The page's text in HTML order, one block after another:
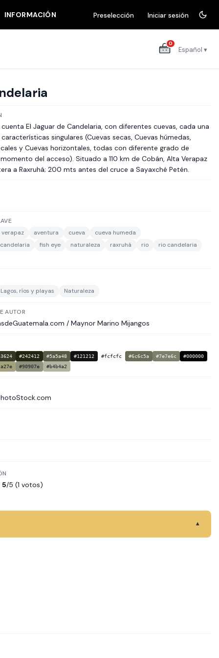
INFORMACIÓN Preselección Iniciar sesión
0
Español ▾
El Jaguar de Candelaria, con diferentes cuevas, cada una
singulares (Cuevas secas, Cuevas húmedas,
y Cuevas horizontales, todas con diferente grado de
del acceso). Situado a 110 km de Cobán, Alta Verapaz
a Raxruhá; 200 mts antes del cruce a Sayaxché Petén.
aventura cueva
cueva humeda
fish eye naturaleza raxruhá rio rio candelaria
Lagos, ríos y playas Naturaleza
AUTOR
/ Maynor Marino Mijangos
#242412 #5a5a48 #121212 #fcfcfc #6c6c5a #7e7e6c
#000000
#90907e #b4b4a2
5/5 (1 votos)
▾